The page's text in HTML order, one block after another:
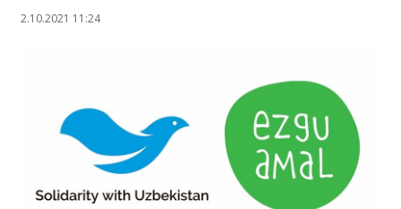
2.10.2021 11:24